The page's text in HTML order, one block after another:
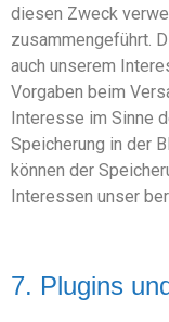
diesen Zweck
zusammengeführt.
auch unserem
Vorgaben beim
Interesse im Sinne
Speicherung in der
können der
Interessen unser
7. Plugins